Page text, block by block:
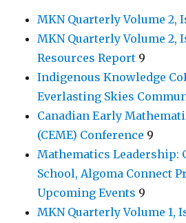
MKN Quarterly Volume 2,
MKN Quarterly Volume 2,
Resources Report 9
Indigenous Knowledge
Everlasting Skies
Canadian Early
(CEME) Conference 9
Mathematics Leadership:
School, Algoma Connect
Upcoming Events 9
MKN Quarterly Volume 1,